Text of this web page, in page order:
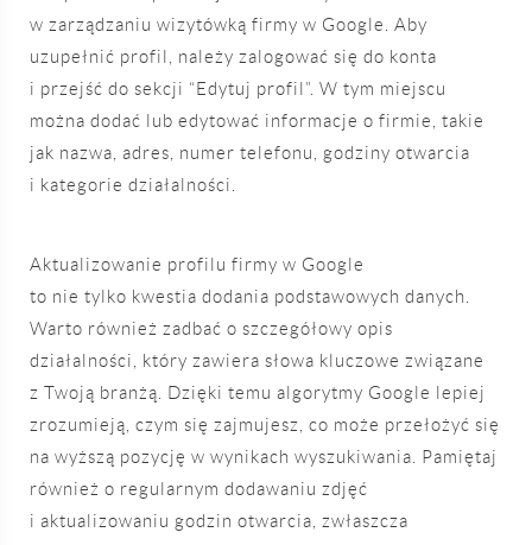
w zarządzaniu wizytówką firmy w Google. Aby
uzupełnić profil, należy zalogować się do konta
i przejść do sekcji “Edytuj profil”. W tym miejscu
można dodać lub edytować informacje o firmie, takie
jak nazwa, adres, numer telefonu, godziny otwarcia
i kategorie działalności.
Aktualizowanie profilu firmy w Google
to nie tylko kwestia dodania podstawowych danych.
Warto również zadbać o szczegółowy opis
działalności, który zawiera słowa kluczowe związane
z Twoją branżą. Dzięki temu algorytmy Google lepiej
zrozumieją, czym się zajmujesz, co może przełożyć się
na wyższą pozycję w wynikach wyszukiwania. Pamiętaj
również o regularnym dodawaniu zdjęć
i aktualizowaniu godzin otwarcia, zwłaszcza